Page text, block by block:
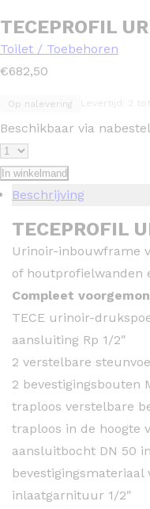
TECEPROFIL
Toilet / Toebehoren
€682,50
Op nalevering
Beschikbaar via
In winkelmand
Beschrijving
TECEPROFIL
Urinoir-inbouwframe
of houtprofielwanden
Compleet
TECE urinoir-
aansluiting Rp 1/2″
2 verstelbare
2 bevestigingsbouten
traploos verstelbare
traploos in de hoogte
aansluitbocht DN 50
inlaatgarnituur 1/2″